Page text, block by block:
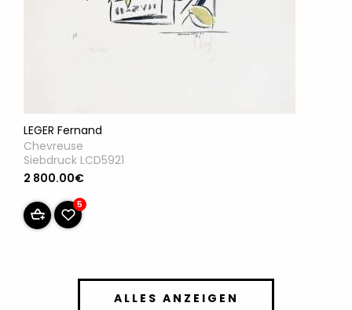
LEGER Fernand
Chevreuse
Siebdruck LCD5921
2 800.00€
5
ALLES ANZEIGEN